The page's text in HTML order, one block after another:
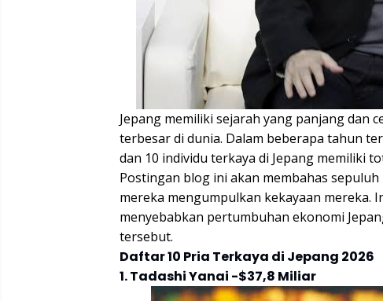
Jepang memiliki sejarah yang panjang dan
terbesar di dunia. Dalam beberapa tahun
dan 10 individu terkaya di Jepang memiliki
Postingan blog ini akan membahas
mereka mengumpulkan kekayaan
menyebabkan pertumbuhan ekonomi
tersebut.
Daftar 10 Pria Terkaya di Jepang 2026
1. Tadashi Yanai -$37,8 Miliar